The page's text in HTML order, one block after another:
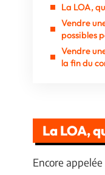
La LOA,
Vendre
possibles
Vendre
la fin du
La LOA,
Encore